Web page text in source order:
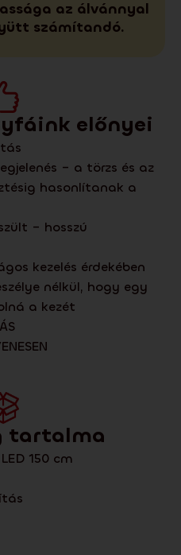
az álvánnyal
számítandó.
előnyei
– a törzs és az
hasonlítanak a
– hosszú
kezelés érdekében
nélkül, hogy egy
a kezét
tartalma
150 cm